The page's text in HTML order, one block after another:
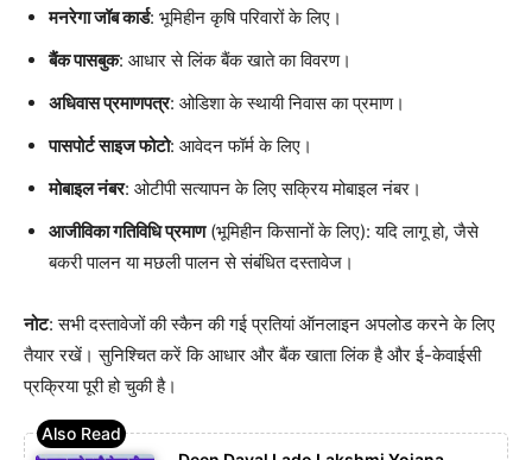
मनरेगा जॉब कार्ड: भूमिहीन कृषि परिवारों के लिए।
बैंक पासबुक: आधार से लिंक बैंक खाते का विवरण।
अधिवास प्रमाणपत्र: ओडिशा के स्थायी निवास का प्रमाण।
पासपोर्ट साइज फोटो: आवेदन फॉर्म के लिए।
मोबाइल नंबर: ओटीपी सत्यापन के लिए सक्रिय मोबाइल नंबर।
आजीविका गतिविधि प्रमाण(भूमिहीन किसानों के लिए): यदि लागू हो, जैसे
बकरी पालन या मछली पालन से संबंधित दस्तावेज।
नोट: सभी दस्तावेजों की स्कैन की गई प्रतियां ऑनलाइन अपलोड करने के लिए
तैयार रखें। सुनिश्चित करें कि आधार और बैंक खाता लिंक है और ई-केवाईसी
प्रक्रिया पूरी हो चुकी है।